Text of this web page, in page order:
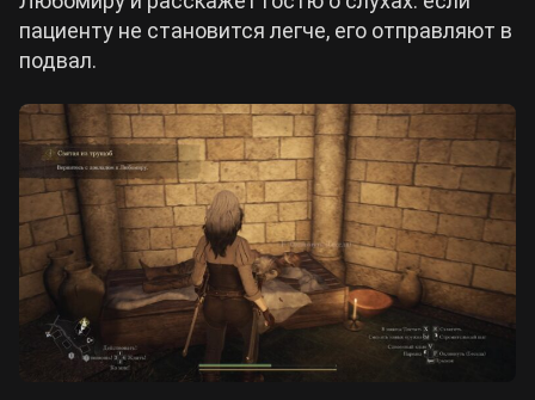
пациенту не становится легче, его отправляют в
подвал.